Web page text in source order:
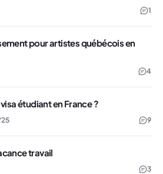
1
pour artistes québécois en
4
étudiant en France ?
9
travail
3